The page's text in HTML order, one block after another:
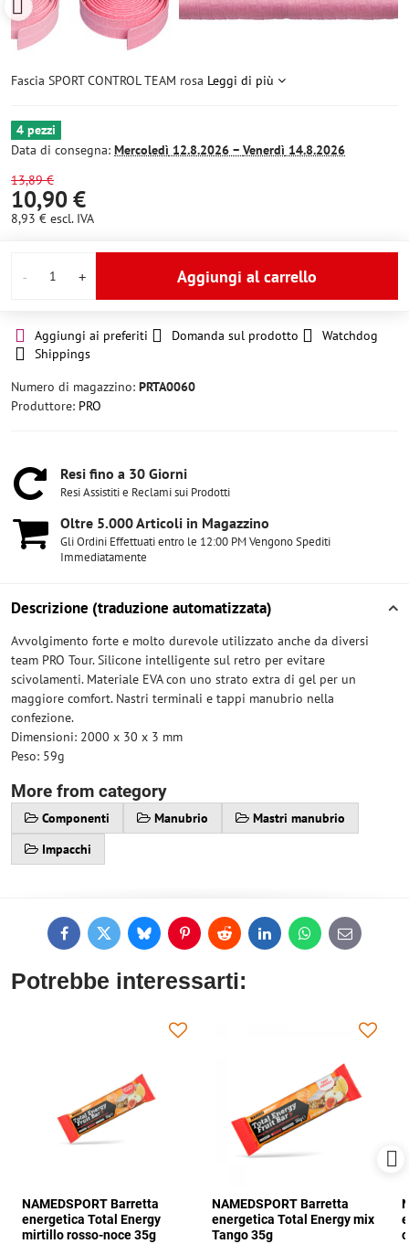
Fascia SPORT CONTROL TEAM rosa Leggi di più
4 pezzi
Data di consegna: Mercoledì 12.8.2026 − Venerdì 14.8.2026
13,89 €
10,90 €
8,93 € escl. IVA
Aggiungi al carrello
Aggiungi ai preferiti Domanda sul prodotto
Watchdog
Shippings
Numero di magazzino: PRTA0060
Produttore: PRO
Resi fino a 30 Giorni
Resi Assistiti e Reclami sui Prodotti
Oltre 5​.000 Articoli in Magazzino
Gli Ordini Effettuati entro le 12:00 PM Vengono Spediti
Immediatamente
Descrizione (traduzione automatizzata)
Avvolgimento forte e molto durevole utilizzato anche da diversi
team PRO Tour. Silicone intelligente sul retro per evitare
scivolamenti. Materiale EVA con uno strato extra di gel per un
maggiore comfort. Nastri terminali e tappi manubrio nella
confezione.
Dimensioni: 2000 x 30 x 3 mm
Peso: 59g
More from category
Componenti Manubrio
Mastri manubrio
Impacchi
FacebookTwitterBlueskyPinterestReddit LinkedInWhatsApp
E-
mail
Potrebbe interessarti:
NAMEDSPORT Barretta
energetica Total Energy
mirtillo rosso-noce 35g
NAMEDSPORT Barretta
energetica Total Energy mix
Tango 35g